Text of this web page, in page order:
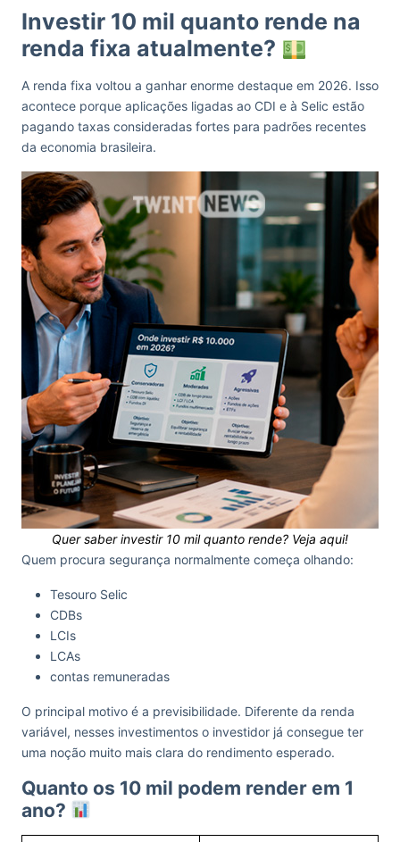
Investir 10 mil quanto rende na
renda fixa atualmente?
A renda fixa voltou a ganhar enorme destaque em 2026. Isso
acontece porque aplicações ligadas ao CDI e à Selic estão
pagando taxas consideradas fortes para padrões recentes
da economia brasileira.
Quer saber investir 10 mil quanto rende? Veja aqui!
Quem procura segurança normalmente começa olhando:
Tesouro Selic
CDBs
LCIs
LCAs
contas remuneradas
O principal motivo é a previsibilidade. Diferente da renda
variável, nesses investimentos o investidor já consegue ter
uma noção muito mais clara do rendimento esperado.
Quanto os 10 mil podem render em 1
ano?